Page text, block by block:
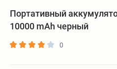
Портативный
10000 mAh черный
0